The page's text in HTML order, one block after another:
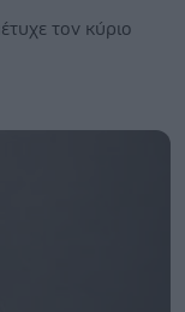
τον κύριο